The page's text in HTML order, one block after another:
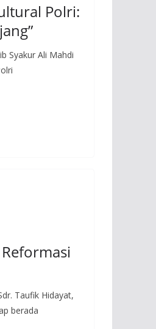
Polri:
Syakur Ali Mahdi
Taufik Hidayat,
berada